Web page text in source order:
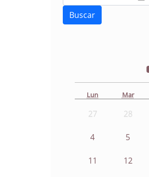
Lun Mar
27 28
4 5
11 12